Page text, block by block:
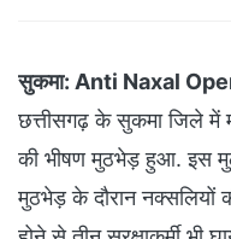
सुकमा: Anti Naxal
छत्तीसगढ़ के सुकमा जिले में
की भीषण मुठभेड़ हुआ. इस
मुठभेड़ के दौरान नक्सलियों